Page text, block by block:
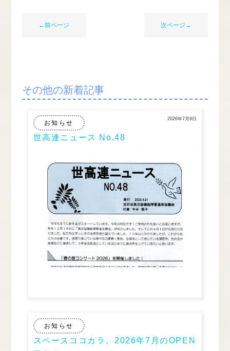
←前ページ 次ページ→
その他の新着記事
お知らせ
2026年7月9日
世高連ニュース No.48
お知らせ
スペースココカラ。2026年7月のOPEN